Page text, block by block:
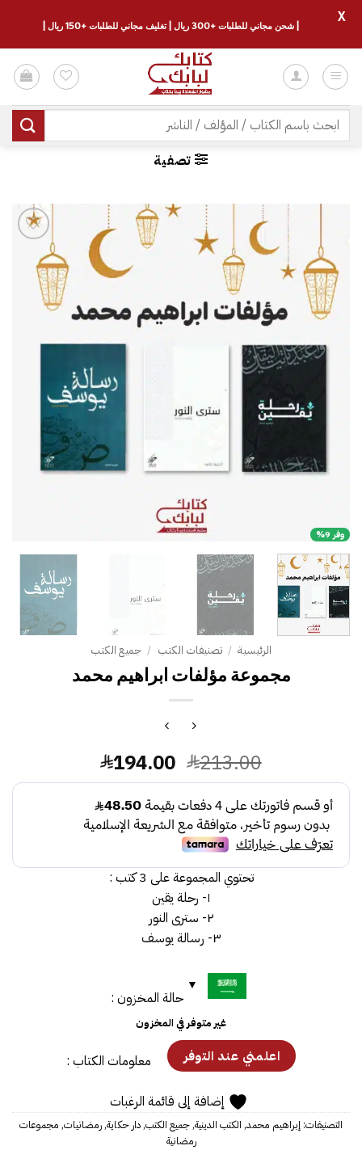
للمحتوى
البحث
عن:
تصفية
إضافة
إلى
قائمة
الرغبات
وفر 9%
الرئيسية / تصنيفات الكتب / جميع الكتب
مجموعة مؤلفات ابراهيم محمد
213.00 السعر
الأصلي
هو:
213.00.
194.00 السعر
الحالي
هو:
194.00.
تحتوي المجموعة على 3 كتب :
١- رحلة يقين
٢- سترى النور
٣- رسالة يوسف
حالة المخزون :
غير متوفر في المخزون
معلومات الكتاب :
إضافة إلى قائمة الرغبات
التصنيفات: إبراهيم محمد, الكتب الدينية,جميع الكتب,دار حكاية,رمضانيات, مجموعات
رمضانية
| شحن مجاني للطلبات +300 ريال | تغليف مجاني للطلبات +150 ريال |
X